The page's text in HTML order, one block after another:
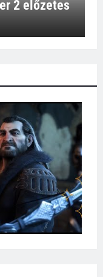
2 előzetes